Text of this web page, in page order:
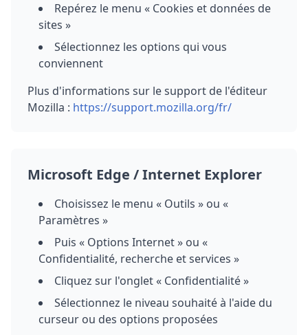
Repérez le menu « Cookies et données de
sites »
Sélectionnez les options qui vous
conviennent
Plus d'informations sur le support de l'éditeur
Mozilla : https://support.mozilla.org/fr/
Microsoft Edge / Internet Explorer
Choisissez le menu « Outils » ou «
Paramètres »
Puis « Options Internet » ou «
Confidentialité, recherche et services »
Cliquez sur l'onglet « Confidentialité »
Sélectionnez le niveau souhaité à l'aide du
curseur ou des options proposées